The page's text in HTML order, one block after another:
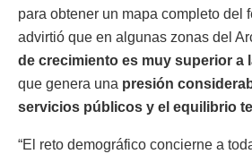
para obtener un mapa completo del
advirtió que en algunas zonas del
de crecimiento es muy superior a
que genera una presión
servicios públicos y el equilibrio
“El reto demográfico concierne a